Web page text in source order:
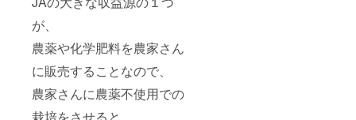
が、
農薬や化学肥料を農家さん
に販売することなので、
農家さんに農薬不使用での